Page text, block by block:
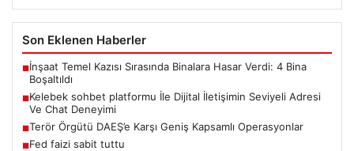
Son Eklenen Haberler
■İnşaat Temel Kazısı Sırasında Binalara Hasar Verdi: 4 Bina
Boşaltıldı
■Kelebek sohbet platformu İle Dijital İletişimin Seviyeli Adresi
Ve Chat Deneyimi
■Terör Örgütü DAEŞ’e Karşı Geniş Kapsamlı Operasyonlar
■Fed faizi sabit tuttu